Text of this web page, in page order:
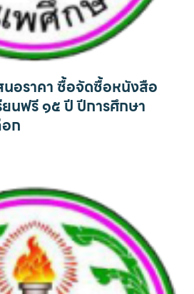
นอราคา ซื้อจัดซื้อหนังสือ
ยนฟรี ๑๕ ปี ปีการศึกษา
ก